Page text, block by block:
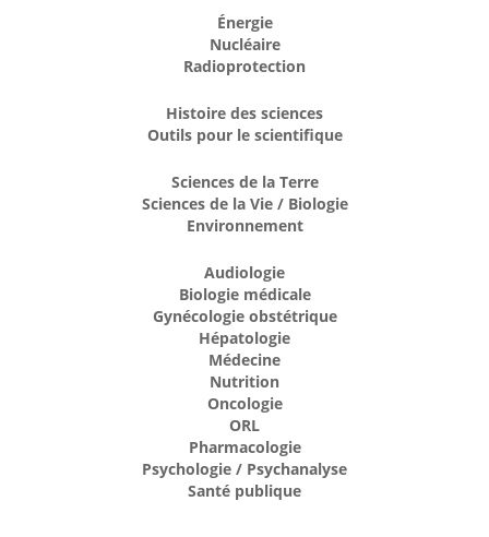
Énergie
Nucléaire
Radioprotection
Histoire des sciences
Outils pour le scientifique
Sciences de la Terre
Sciences de la Vie / Biologie
Environnement
Audiologie
Biologie médicale
Gynécologie obstétrique
Hépatologie
Médecine
Nutrition
Oncologie
ORL
Pharmacologie
Psychologie / Psychanalyse
Santé publique